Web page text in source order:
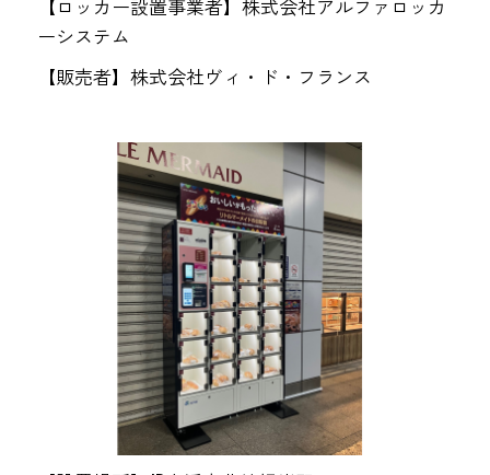
【ロッカー設置事業者】株式会社アルファロッカ
ーシステム
【販売者】株式会社ヴィ・ド・フランス